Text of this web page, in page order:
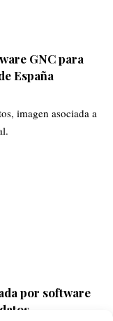
GNC para
España
por software